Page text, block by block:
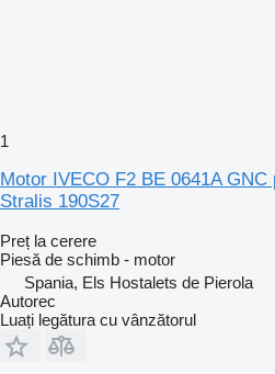
1
Motor IVECO F2 BE 0641A
Stralis 190S27
Preț la cerere
Piesă de schimb - motor
Spania, Els Hostalets de Pierola
Autorec
Luați legătura cu vânzătorul